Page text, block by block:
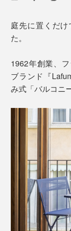
庭先に置くだ
た。
1962年創業、
ブランド『
み式「バルコニ